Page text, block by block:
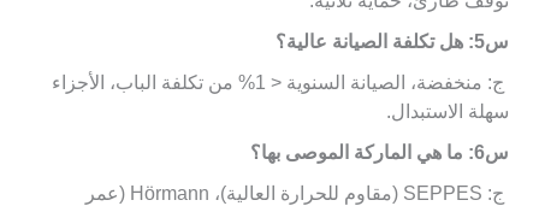
س5: هل تكلفة الصيانة عالية؟
ج: منخفضة، الصيانة السنوية < 1% من تكلفة الباب، الأجزاء
سهلة الاستبدال.
س6: ما هي الماركة الموصى بها؟
ج: SEPPES (مقاوم للحرارة العالية)، Hörmann (عمر